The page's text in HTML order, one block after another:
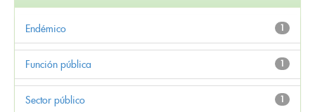
1
Endémico
1
Función pública
1
Sector público